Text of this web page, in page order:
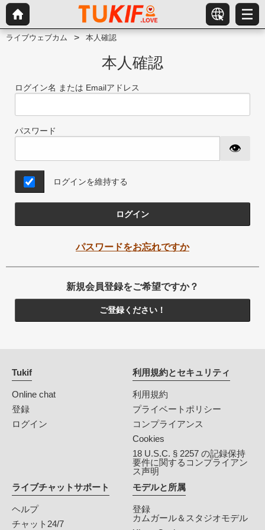
ライブウェブカム 本人確認
本人確認
ログイン名 または Emailアドレス
パスワード
ログインを維持する
ログイン
パスワードをお忘れですか
新規会員登録をご希望ですか？
ご登録ください！
Tukif
Online chat
登録
ログイン
利用規約とセキュリティ
利用規約
プライベートポリシー
コンプライアンス
Cookies
18 U.S.C. § 2257 の記録保持
要件に関するコンプライアン
ス声明
ライブチャットサポート
ヘルプ
チャット24/7
モデルと所属
登録
カムガール＆スタジオモデル